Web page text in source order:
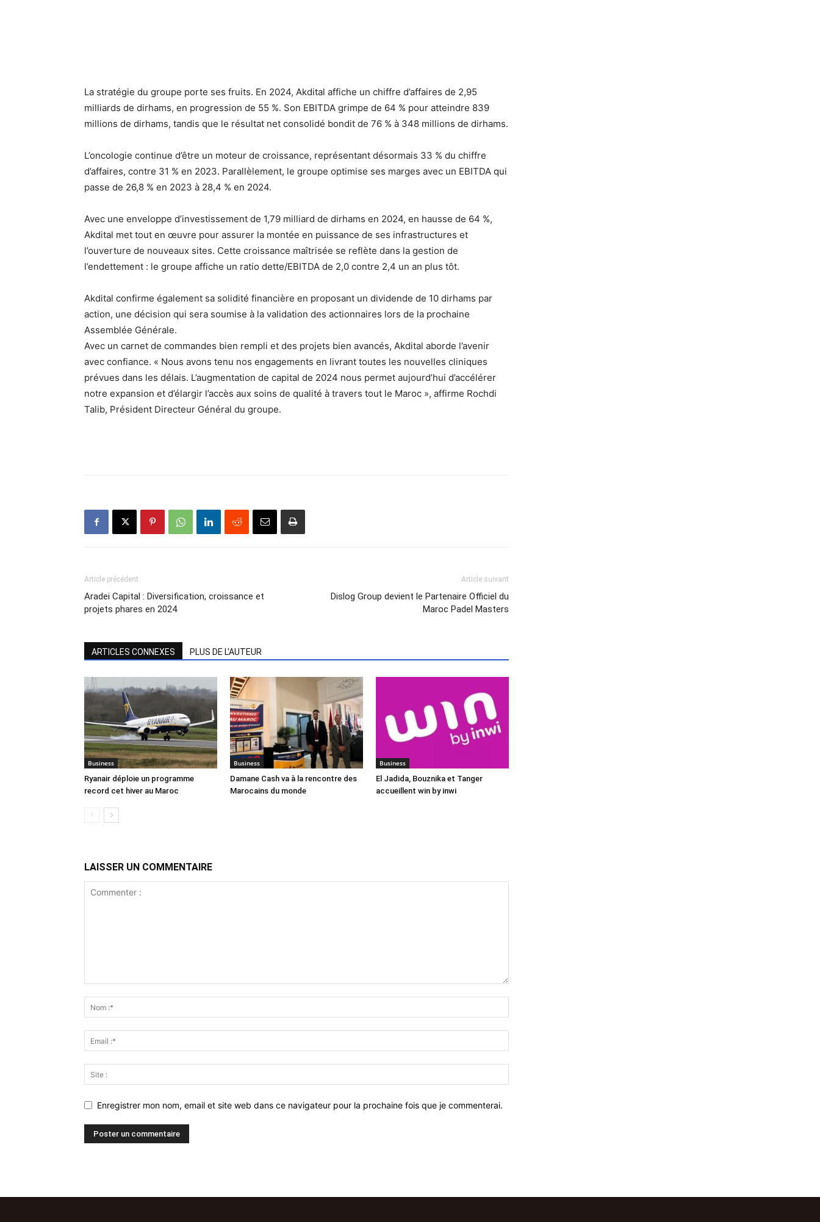
La stratégie du groupe porte ses fruits. En 2024, Akdital affiche un chiffre d’affaires de 2,95
milliards de dirhams, en progression de 55 %. Son EBITDA grimpe de 64 % pour atteindre 839
millions de dirhams, tandis que le résultat net consolidé bondit de 76 % à 348 millions de dirhams.
L’oncologie continue d’être un moteur de croissance, représentant désormais 33 % du chiffre
d’affaires, contre 31 % en 2023. Parallèlement, le groupe optimise ses marges avec un EBITDA qui
passe de 26,8 % en 2023 à 28,4 % en 2024.
Avec une enveloppe d’investissement de 1,79 milliard de dirhams en 2024, en hausse de 64 %,
Akdital met tout en œuvre pour assurer la montée en puissance de ses infrastructures et
l’ouverture de nouveaux sites. Cette croissance maîtrisée se reflète dans la gestion de
l’endettement : le groupe affiche un ratio dette/EBITDA de 2,0 contre 2,4 un an plus tôt.
Akdital confirme également sa solidité financière en proposant un dividende de 10 dirhams par
action, une décision qui sera soumise à la validation des actionnaires lors de la prochaine
Assemblée Générale.
Avec un carnet de commandes bien rempli et des projets bien avancés, Akdital aborde l’avenir
avec confiance. « Nous avons tenu nos engagements en livrant toutes les nouvelles cliniques
prévues dans les délais. L’augmentation de capital de 2024 nous permet aujourd’hui d’accélérer
notre expansion et d’élargir l’accès aux soins de qualité à travers tout le Maroc », affirme Rochdi
Talib, Président Directeur Général du groupe.
Article précédent
Aradei Capital : Diversification, croissance et
projets phares en 2024
Article suivant
Dislog Group devient le Partenaire Officiel du
Maroc Padel Masters
ARTICLES CONNEXES PLUS DE L'AUTEUR
Business
Ryanair déploie un programme
record cet hiver au Maroc
Business
Damane Cash va à la rencontre des
Marocains du monde
Business
El Jadida, Bouznika et Tanger
accueillent win by inwi
LAISSER UN COMMENTAIRE
Enregistrer mon nom, email et site web dans ce navigateur pour la prochaine fois que je commenterai.